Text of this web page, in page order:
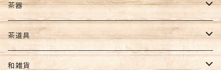
玄米茶
バイオ茶
カカオティー
8切サイズ
その他
ギフト
お茶ギフト
海苔ギフト
お茶･海苔ギフト
茶器
急須
水出し用ボトル
茶道具
懐紙
和雑貨